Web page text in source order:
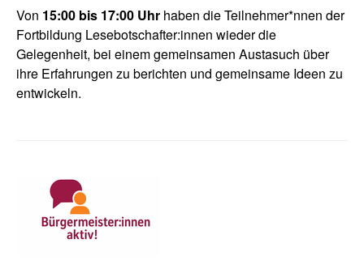
Von 15:00 bis 17:00 Uhr haben die Teilnehmer*nnen der
Fortbildung Lesebotschafter:innen wieder die
Gelegenheit, bei einem gemeinsamen Austasuch über
ihre Erfahrungen zu berichten und gemeinsame Ideen zu
entwickeln.